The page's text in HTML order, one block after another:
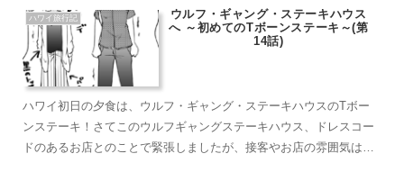
１つ分かりました。
ハワイ旅行記
ウルフ・ギャング・ステーキハウス
へ ～初めてのTボーンステーキ～(第
14話)
ハワイ初日の夕食は、ウルフ・ギャング・ステーキハウスのTボー
ンステーキ！さてこのウルフギャングステーキハウス、ドレスコー
ドのあるお店とのことで緊張しましたが、接客やお店の雰囲気は全